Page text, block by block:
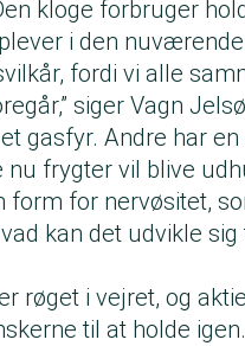
kloge forbruger
i den
fordi vi alle
siger Vagn
gasfyr. Andre har
nu frygter vil blive
form for nervøsitet,
kan det udvikle
røget i vejret, og
til at holde igen.